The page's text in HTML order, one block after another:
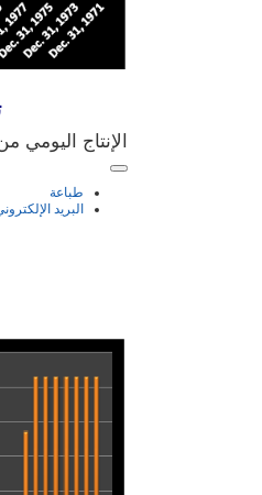
تحديث هذا
الإنتاج اليومي
طباعة
البريد
الانتاج